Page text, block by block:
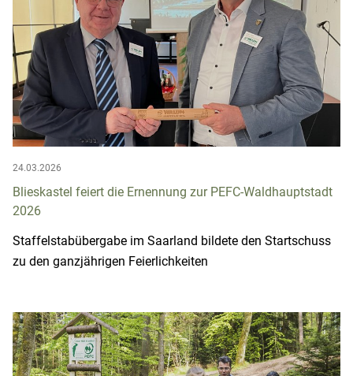
24.03.2026
Blieskastel feiert die Ernennung zur PEFC-Waldhauptstadt
2026
Staffelstabübergabe im Saarland bildete den Startschuss
zu den ganzjährigen Feierlichkeiten